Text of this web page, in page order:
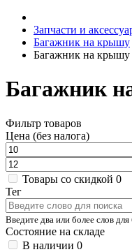
Запчасти и
Багажник на крышу
Багажник на крышу
Багажник
Фильтр товаров
Цена (без налога)
Товары со скидкой 0
Тег
Введите два или более слов для
Состояние на складе
В наличии 0